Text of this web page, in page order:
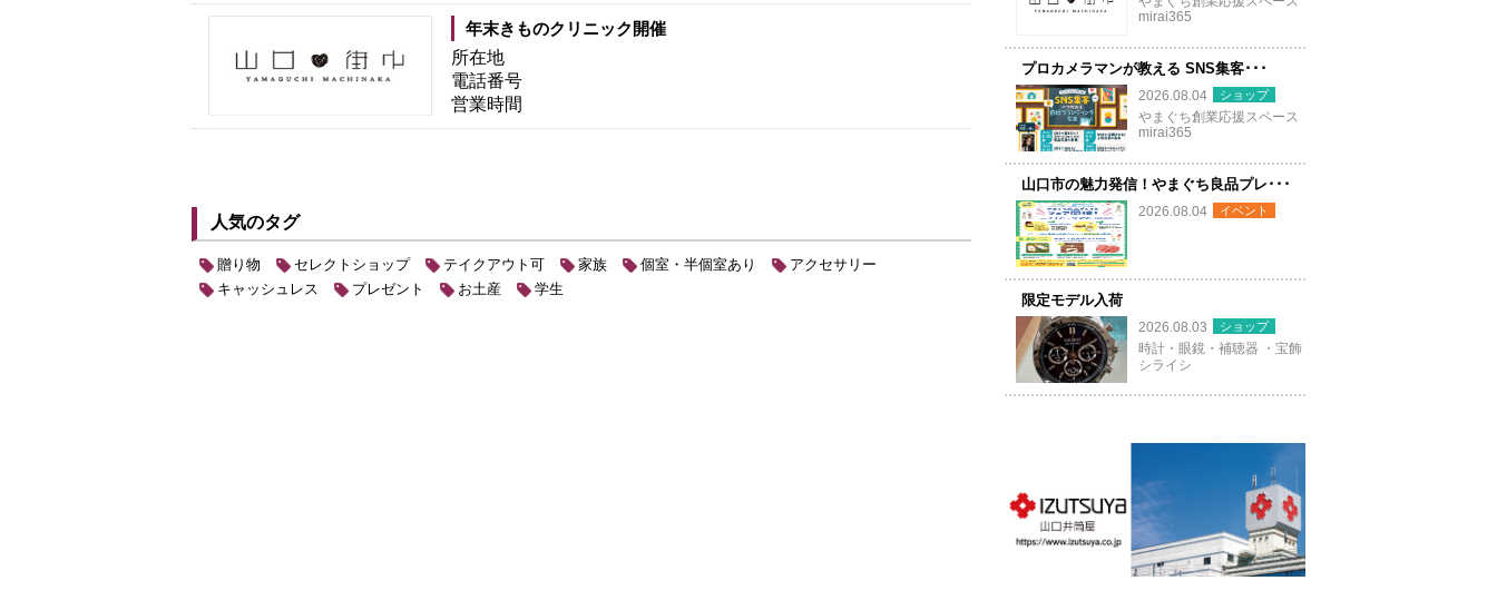
mirai365
プロカメラマンが教える SNS集客･･･
2026.08.04
ショップ
やまぐち創業応援スペース
mirai365
山口市の魅力発信！やまぐち良品プレ･･･
2026.08.04 イベント
限定モデル入荷
2026.08.03
ショップ
時計・眼鏡・補聴器 ・宝飾
シライシ
年末きものクリニック開催
所在地
電話番号
営業時間
人気のタグ
贈り物 セレクトショップ テイクアウト可 家族 個室・半個室あり
アクセサリー
キャッシュレス
プレゼント お土産 学生